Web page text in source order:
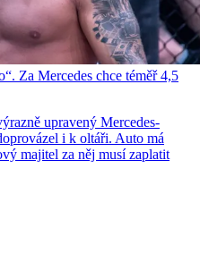
Za Mercedes chce téměř 4,5
upravený Mercedes-
i k oltáři. Auto má
majitel za něj musí zaplatit